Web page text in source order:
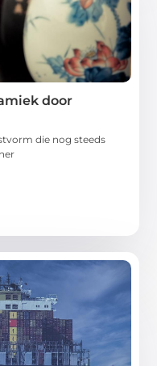
door
die nog steeds